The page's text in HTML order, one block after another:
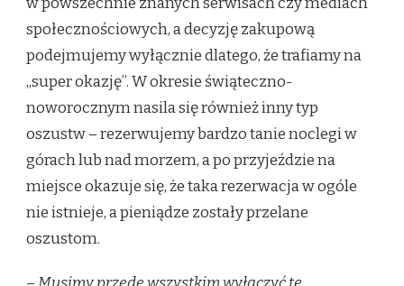
społecznościowych, a decyzję zakupową
podejmujemy wyłącznie dlatego, że trafiamy na
„super okazję”. W okresie świąteczno-
noworocznym nasila się również inny typ
oszustw – rezerwujemy bardzo tanie noclegi w
górach lub nad morzem, a po przyjeździe na
miejsce okazuje się, że taka rezerwacja w ogóle
nie istnieje, a pieniądze zostały przelane
oszustom.